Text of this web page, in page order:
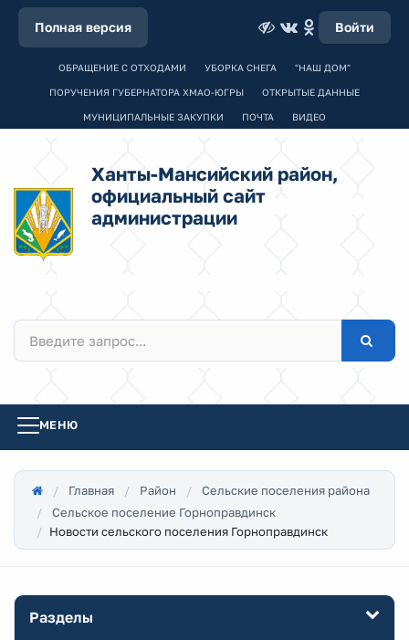
Полная версия Войти
ОБРАЩЕНИЕ С ОТХОДАМИ УБОРКА СНЕГА "НАШ ДОМ"
ПОРУЧЕНИЯ ГУБЕРНАТОРА ХМАО-ЮГРЫ ОТКРЫТЫЕ ДАННЫЕ
МУНИЦИПАЛЬНЫЕ ЗАКУПКИ ПОЧТА ВИДЕО
Ханты-Мансийский район,
официальный сайт
администрации
МЕНЮ
Главная Район
Сельские поселения района
Сельское поселение Горноправдинск
Новости сельского поселения Горноправдинск
Разделы